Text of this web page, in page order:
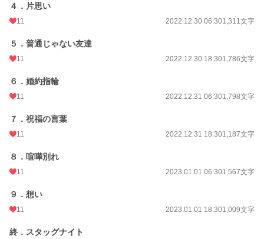
お気に入り
24h.ポイント 14 pt
文字数
更新日時 2023.01.02 06:30
初回完結日時 2023.01.02 12:36
累計ポイント
４．片思い
11 2022.12.30 06:301,311文字
５．普通じゃない友達
11 2022.12.30 18:301,786文字
６．婚約指輪
11 2022.12.31 06:301,798文字
７．祝福の言葉
11 2022.12.31 18:301,187文字
８．喧嘩別れ
11 2023.01.01 06:301,567文字
９．想い
11 2023.01.01 18:301,009文字
終．スタッグナイト